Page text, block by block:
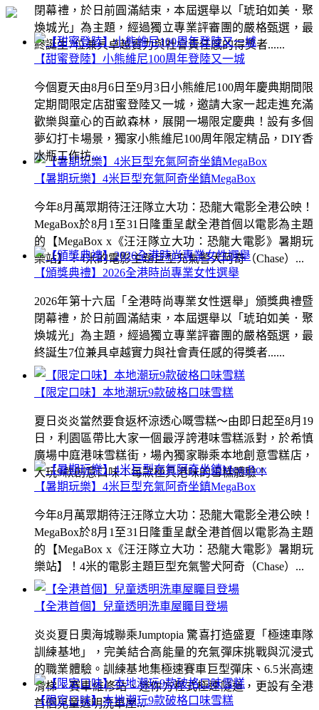
閉幕禮，於日前圓滿結束，本屆選舉以「琥珀如美．聚
煥城光」為主題，經過獨立專業評審團的嚴格甄選，最
終誕生7位兼具卓越實力與社會責任感的得獎者......
【暑期玩樂】4米巨型充氣阿奇坐鎮MegaBox
今年8月萬眾期待汪汪隊立大功：恐龍大電影全港公映！
MegaBox於8月1至31日隆重呈獻全港首個以電影為主題
的【MegaBox x《汪汪隊立大功：恐龍大電影》暑期玩
樂站】！4米的電影主題巨型充氣警犬阿奇（Chase）...
【限定口味】本地潮玩9款破格口味雪糕
夏日炎炎當然要食返杯涼透心嘅雪糕～由即日起至8月19
日，利園區帶比大家一個最浮誇港味雪糕派對，於希慎
廣場中庭港味雪糕街，場內獨家聯乘本地創意雪糕店，
大玩9款創意口味！每款極具港味的雪糕體驗！
【全港首個】兒童透明洗車屋矚目登場
炎炎夏日奧海城聯乘Jumptopia 驚喜打造盛夏「極速車隊
訓練基地」，完美結合高能量的充氣彈床挑戰與沉浸式
的職業體驗。訓練基地集極速賽車巨型彈床、6.5米高速
滑梯、賽車維修站、迷你方程式極速隧道，更設有全港
首個兒童透明洗車屋...
【甜蜜登陸】小熊維尼100周年登陸又一城
今個夏天由8月6日至9月3日小熊維尼100周年慶典期間限
定期間限定店甜蜜登陸又一城，邀請大家一起走進充滿
歡樂與童心的百畝森林，展開一場限定慶典！設有多個
夢幻打卡場景，獨家小熊維尼100周年限定精品，DIY香
水瓶工作坊...
【頒獎典禮】2026全港時尚專業女性選舉
2026年第十六屆「全港時尚專業女性選舉」頒獎典禮暨
閉幕禮，於日前圓滿結束，本屆選舉以「琥珀如美．聚
煥城光」為主題，經過獨立專業評審團的嚴格甄選，最
終誕生7位兼具卓越實力與社會責任感的得獎者......
【暑期玩樂】4米巨型充氣阿奇坐鎮MegaBox
今年8月萬眾期待汪汪隊立大功：恐龍大電影全港公映！
MegaBox於8月1至31日隆重呈獻全港首個以電影為主題
的【MegaBox x《汪汪隊立大功：恐龍大電影》暑期玩
樂站】！4米的電影主題巨型充氣警犬阿奇（Chase）...
【限定口味】本地潮玩9款破格口味雪糕